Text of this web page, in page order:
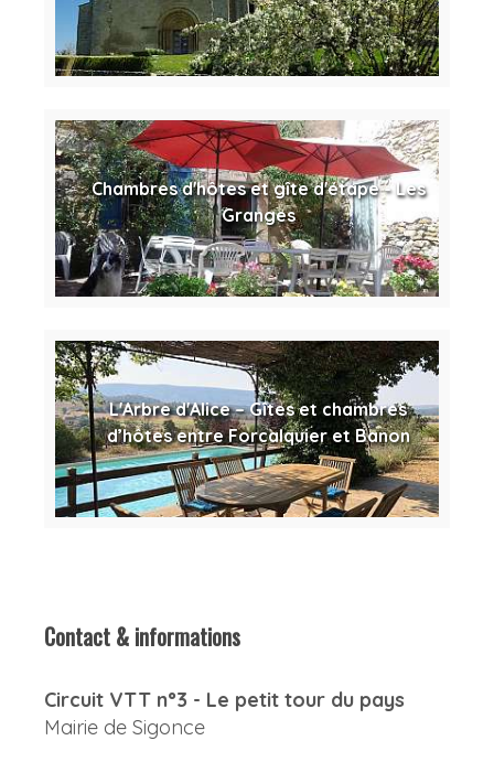
Chambres d'hôtes et gîte d'étape - Les
Granges
L'Arbre d'Alice – Gîtes et chambres
d’hôtes entre Forcalquier et Banon
Contact & informations
Circuit VTT n°3 - Le petit tour du pays
Mairie de Sigonce